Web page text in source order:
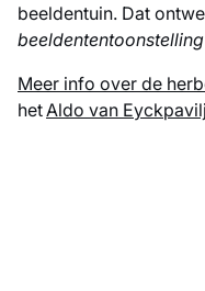
beeldentuin. Dat
beeldententoonstelling
Meer info over de
hetAldo van